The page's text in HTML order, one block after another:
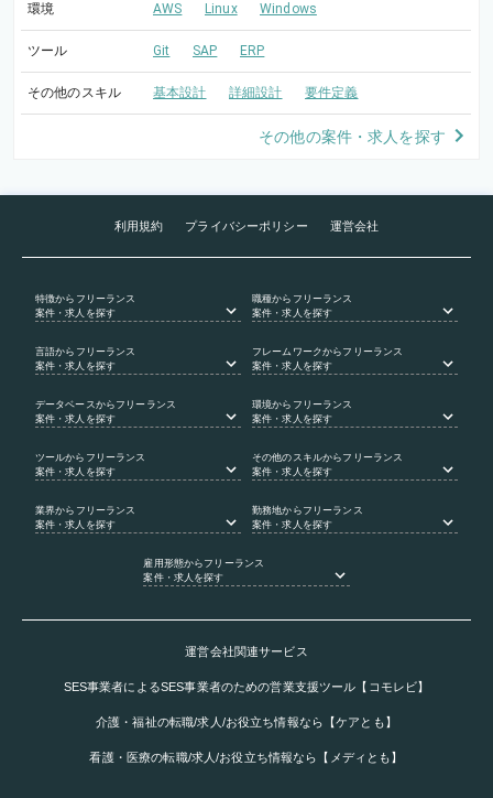
環境 AWS Linux Windows
ツール Git SAP ERP
その他のスキル 基本設計 詳細設計 要件定義
その他の案件・求人を探す
利用規約 プライバシーポリシー 運営会社
特徴からフリーランス
案件・求人を探す
職種からフリーランス
案件・求人を探す
言語からフリーランス
案件・求人を探す
フレームワークからフリーランス
案件・求人を探す
データベース からフリーランス
案件・求人を探す
環境からフリーランス
案件・求人を探す
ツールからフリーランス
案件・求人を探す
その他のスキルからフリーランス
案件・求人を探す
業界からフリーランス
案件・求人を探す
勤務地からフリーランス
案件・求人を探す
雇用形態からフリーランス
案件・求人を探す
運営会社関連サービス
SES事業者によるSES事業者のための営業支援ツール【コモレビ】
介護・福祉の転職/求人/お役立ち情報なら【ケアとも】
看護・医療の転職/求人/お役立ち情報なら【メディとも】